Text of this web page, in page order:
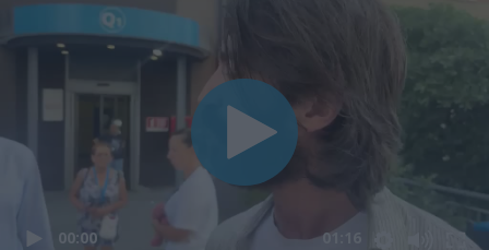
00:00 01:16